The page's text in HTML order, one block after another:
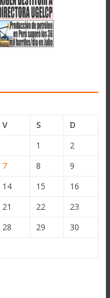
V S
D
1
2
7 8
9
14 15
16
21 22
23
28 29
30